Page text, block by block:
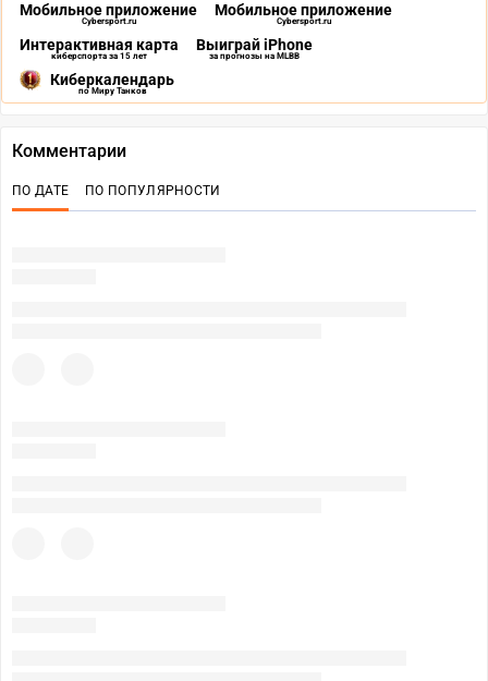
Мобильное приложение
Cybersport.ru
Мобильное приложение
Cybersport.ru
Интерактивная карта
киберспорта за 15 лет
Выиграй iPhone
за прогнозы на MLBB
Киберкалендарь
по Миру Танков
Комментарии
ПО ДАТЕ ПО ПОПУЛЯРНОСТИ